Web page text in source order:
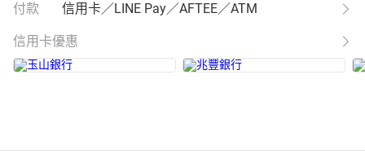
付款 信用卡／LINE Pay／AFTEE／ATM
信用卡優惠